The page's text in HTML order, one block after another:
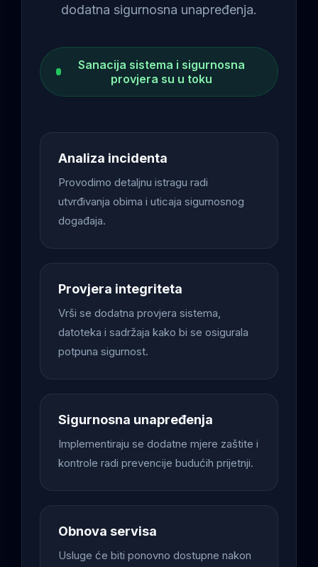
dodatna sigurnosna unapređenja.
Sanacija sistema i sigurnosna
provjera su u toku
Analiza incidenta
Provodimo detaljnu istragu radi
utvrđivanja obima i uticaja sigurnosnog
događaja.
Provjera integriteta
Vrši se dodatna provjera sistema,
datoteka i sadržaja kako bi se osigurala
potpuna sigurnost.
Sigurnosna unapređenja
Implementiraju se dodatne mjere zaštite i
kontrole radi prevencije budućih prijetnji.
Obnova servisa
Usluge će biti ponovno dostupne nakon